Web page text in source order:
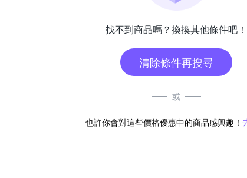
找不到商品嗎？換換其他條件吧！
清除條件再搜尋
或
也許你會對這些價格優惠中的商品感興趣！